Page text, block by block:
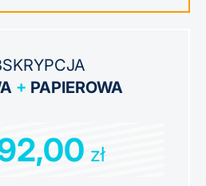
+ PAPIEROWA
zł